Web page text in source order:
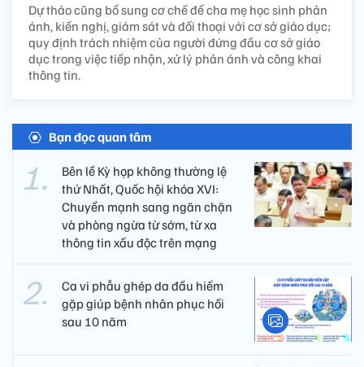
Dự thảo cũng bổ sung cơ chế để cha mẹ học sinh phản
ánh, kiến nghị, giám sát và đối thoại với cơ sở giáo dục;
quy định trách nhiệm của người đứng đầu cơ sở giáo
dục trong việc tiếp nhận, xử lý phản ánh và công khai
thông tin.
Bạn đọc quan tâm
Bên lề Kỳ họp không thường lệ
thứ Nhất, Quốc hội khóa XVI:
Chuyển mạnh sang ngăn chặn
và phòng ngừa từ sớm, từ xa
thông tin xấu độc trên mạng
Ca vi phẫu ghép da đầu hiếm
gặp giúp bệnh nhân phục hồi
sau 10 năm